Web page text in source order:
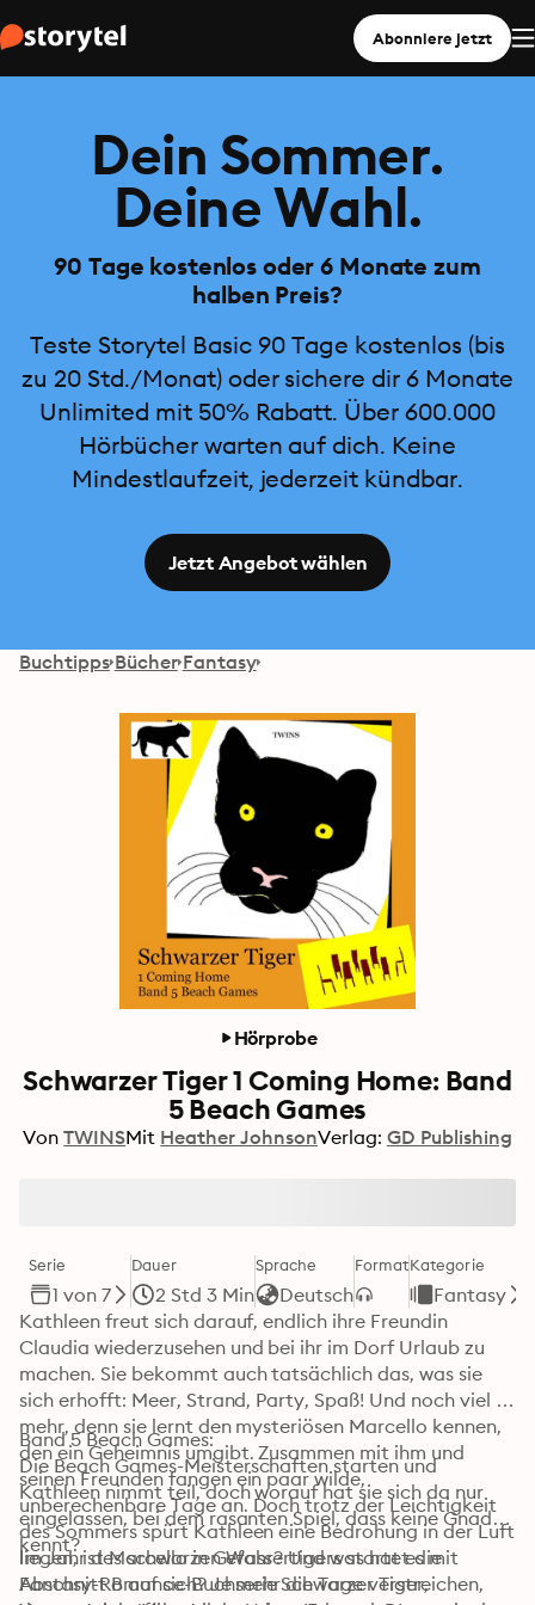
Abonniere jetzt
Dein Sommer.
Deine Wahl.
90 Tage kostenlos oder 6 Monate zum
halben Preis?
Teste Storytel Basic 90 Tage kostenlos (bis
zu 20 Std./Monat) oder sichere dir 6 Monate
Unlimited mit 50% Rabatt. Über 600.000
Hörbücher warten auf dich. Keine
Mindestlaufzeit, jederzeit kündbar.
Jetzt Angebot wählen
Buchtipps Bücher Fantasy
Hörprobe
Schwarzer Tiger 1 Coming Home: Band
5 Beach Games
Von TWINSMit Heather JohnsonVerlag: GD Publishing
Serie
1 von 7
Dauer
2 Std 3 Min
Sprache
Deutsch
FormatKategorie
Fantasy
Kathleen freut sich darauf, endlich ihre Freundin
Claudia wiederzusehen und bei ihr im Dorf Urlaub zu
machen. Sie bekommt auch tatsächlich das, was sie
sich erhofft: Meer, Strand, Party, Spaß! Und noch viel
mehr, denn sie lernt den mysteriösen Marcello kennen,
den ein Geheimnis umgibt. Zusammen mit ihm und
seinen Freunden fangen ein paar wilde,
unberechenbare Tage an. Doch trotz der Leichtigkeit
des Sommers spürt Kathleen eine Bedrohung in der Luft
liegen, ist Marcello in Gefahr? Und was hat es mit
Abschnitt B auf sich? Je mehr die Tage verstreichen,
Band 5 Beach Games:
Die Beach Games-Meisterschaften starten und
Kathleen nimmt teil, doch worauf hat sie sich da nur
eingelassen, bei dem rasanten Spiel, dass keine Gnade
kennt?
Im Jahr des schwarzen Wassertigers startet die
Fantasy-Romance-Buchserie Schwarzer Tiger,